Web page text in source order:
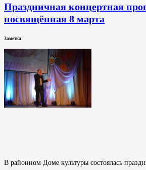
Праздничная концертная
посвящённая 8 марта
Заметка
В районном Доме культуры состоялась